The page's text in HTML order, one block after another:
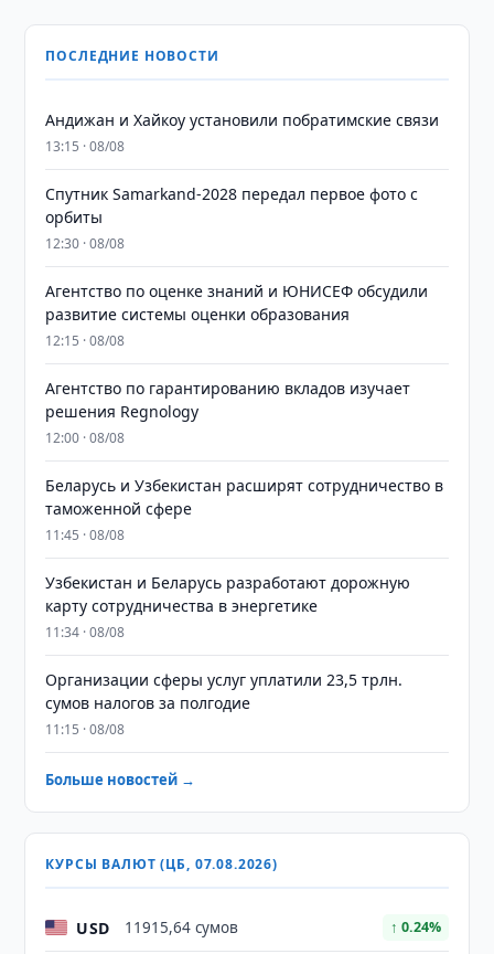
ПОСЛЕДНИЕ НОВОСТИ
Андижан и Хайкоу установили побратимские связи
13:15 · 08/08
Спутник Samarkand-2028 передал первое фото с
орбиты
12:30 · 08/08
Агентство по оценке знаний и ЮНИСЕФ обсудили
развитие системы оценки образования
12:15 · 08/08
Агентство по гарантированию вкладов изучает
решения Regnology
12:00 · 08/08
Беларусь и Узбекистан расширят сотрудничество в
таможенной сфере
11:45 · 08/08
Узбекистан и Беларусь разработают дорожную
карту сотрудничества в энергетике
11:34 · 08/08
Организации сферы услуг уплатили 23,5 трлн.
сумов налогов за полгодие
11:15 · 08/08
Больше новостей →
КУРСЫ ВАЛЮТ (ЦБ, 07.08.2026)
USD 11915,64 сумов ↑ 0.24%